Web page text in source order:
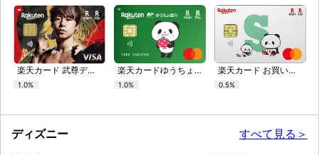
楽天カード 武尊デザイン
1.0%
楽天カードゆうちょ銀行デザイン
1.0%
楽天カード お買いものパンダ アルファベットセレクション
0.5%
ディズニー すべて見る＞